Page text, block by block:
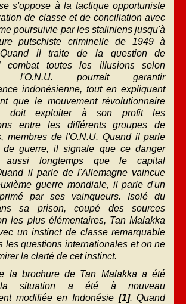
s'oppose à la tactique opportuniste
de classe et de conciliation avec
poursuivie par les staliniens jusqu'à
putschiste criminelle de 1949 à
Quand il traite de la question de
combat toutes les illusions selon
l'O.N.U. pourrait garantir
indonésienne, tout en expliquant
que le mouvement révolutionnaire
doit exploiter à son profit les
entre les différents groupes de
membres de l'O.N.U. Quand il parle
de guerre, il signale que ce danger
aussi longtemps que le capital
il parle de l'Allemagne vaincue
guerre mondiale, il parle d'un
par ses vainqueurs. Isolé du
sa prison, coupé des sources
les plus élémentaires, Tan Malakka
un instinct de classe remarquable
les questions internationales et on ne
la clarté de cet instinct.
la brochure de Tan Malakka a été
la situation a été à nouveau
modifiée en Indonésie [1]. Quand